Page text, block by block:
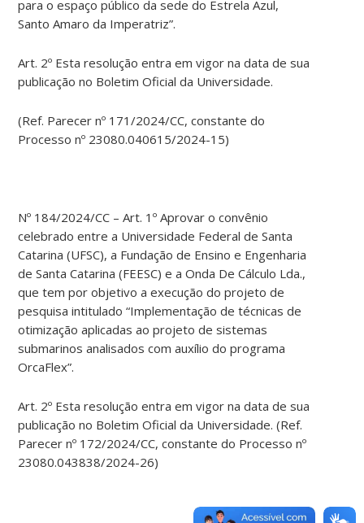
para o espaço público da sede do Estrela Azul,
Santo Amaro da Imperatriz”.
Art. 2º Esta resolução entra em vigor na data de sua
publicação no Boletim Oficial da Universidade.
(Ref. Parecer nº 171/2024/CC, constante do
Processo nº 23080.040615/2024-15)
Nº 184/2024/CC – Art. 1º Aprovar o convênio
celebrado entre a Universidade Federal de Santa
Catarina (UFSC), a Fundação de Ensino e Engenharia
de Santa Catarina (FEESC) e a Onda De Cálculo Lda.,
que tem por objetivo a execução do projeto de
pesquisa intitulado “Implementação de técnicas de
otimização aplicadas ao projeto de sistemas
submarinos analisados com auxílio do programa
OrcaFlex”.
Art. 2º Esta resolução entra em vigor na data de sua
publicação no Boletim Oficial da Universidade. (Ref.
Parecer nº 172/2024/CC, constante do Processo nº
23080.043838/2024-26)